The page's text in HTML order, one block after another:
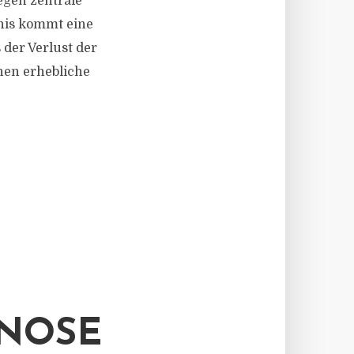
kommt eine
Verlust der
erhebliche